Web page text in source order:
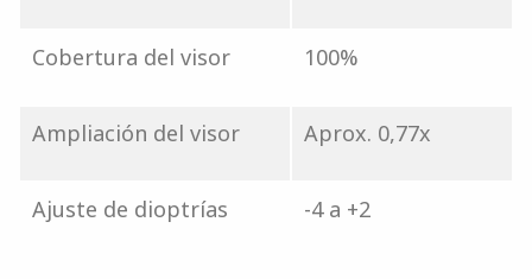
Cobertura del visor 100%
Ampliación del visor Aprox. 0,77x
Ajuste de dioptrías -4 a +2